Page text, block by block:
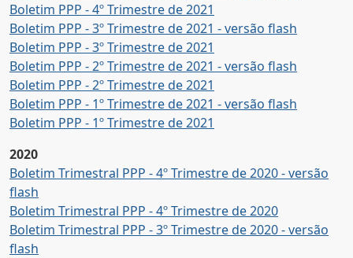
Boletim PPP - 4º Trimestre de 2021
Boletim PPP - 3º Trimestre de 2021 - versão flash
Boletim PPP - 3º Trimestre de 2021
Boletim PPP - 2º Trimestre de 2021 - versão flash
Boletim PPP - 2º Trimestre de 2021
Boletim PPP - 1º Trimestre de 2021 - versão flash
Boletim PPP - 1º Trimestre de 2021
2020
Boletim Trimestral PPP - 4º Trimestre de 2020 - versão
flash
Boletim Trimestral PPP - 4º Trimestre de 2020
Boletim Trimestral PPP - 3º Trimestre de 2020 - versão
flash